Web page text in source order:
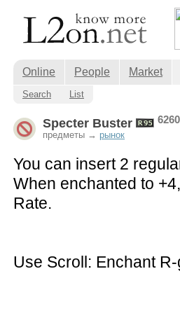
Online People Market
Search List
Specter Buster 6260
предметы → рынок
You can insert 2
When enchanted to
Rate.
Use Scroll: Enchant